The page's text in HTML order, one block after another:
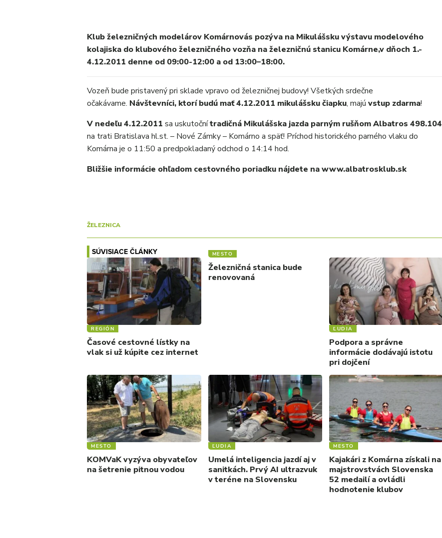
Klub železničných modelárov Komárnovás pozýva na Mikulášsku výstavu modelového
kolajiska do klubového železničného vozňa na železničnú stanicu Komárne,v dňoch 1.-
4.12.2011 denne od 09:00-12:00 a od 13:00–18:00.
Vozeň bude pristavený pri sklade vpravo od železničnej budovy! Všetkých srdečne
očakávame. Návštevníci, ktorí budú mať 4.12.2011 mikulášsku čiapku, majú vstup zdarma!
V nedeľu 4.12.2011 sa uskutočnítradičná Mikulášska jazda parným rušňom Albatros 498.104
na trati Bratislava hl.st. – Nové Zámky – Komárno a späť! Príchod historického parného vlaku do
Komárna je o 11:50 a predpokladaný odchod o 14:14 hod.
Bližšie informácie ohľadom cestovného poriadku nájdete na www.albatrosklub.sk
ŽELEZNICA
SÚVISIACE ČLÁNKY
REGIÓN
Časové cestovné lístky na
vlak si už kúpite cez internet
MESTO
Železničná stanica bude
renovovaná
ĽUDIA
Podpora a správne
informácie dodávajú istotu
pri dojčení
MESTO
KOMVaK vyzýva obyvateľov
na šetrenie pitnou vodou
ĽUDIA
Umelá inteligencia jazdí aj v
sanitkách. Prvý AI ultrazvuk
v teréne na Slovensku
MESTO
Kajakári z Komárna získali na
majstrovstvách Slovenska
52 medailí a ovládli
hodnotenie klubov